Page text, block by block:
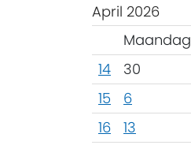
April 2026
Maandag
14
30
15
6
16
13